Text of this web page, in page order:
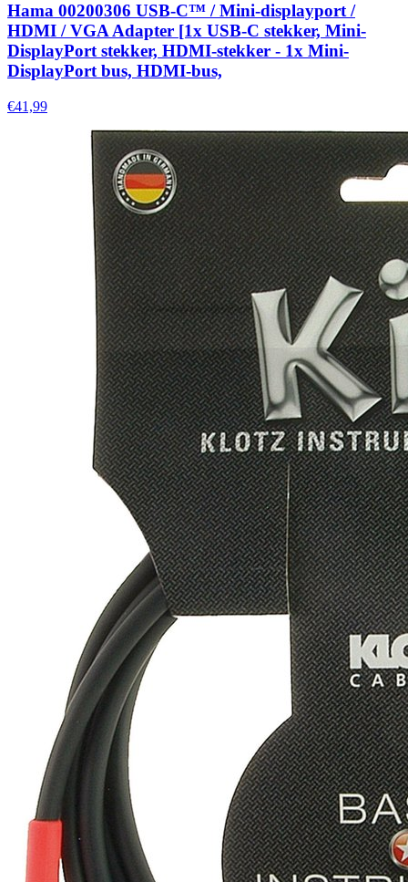
Hama 00200306 USB-C™ / Mini-displayport /
HDMI / VGA Adapter [1x USB-C stekker, Mini-
DisplayPort stekker, HDMI-stekker - 1x Mini-
DisplayPort bus, HDMI-bus,
€41,99